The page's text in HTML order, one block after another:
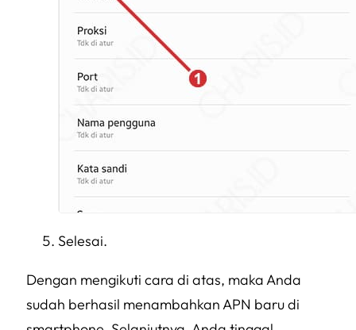
Selesai.
Dengan mengikuti cara di atas, maka Anda
sudah berhasil menambahkan APN baru di